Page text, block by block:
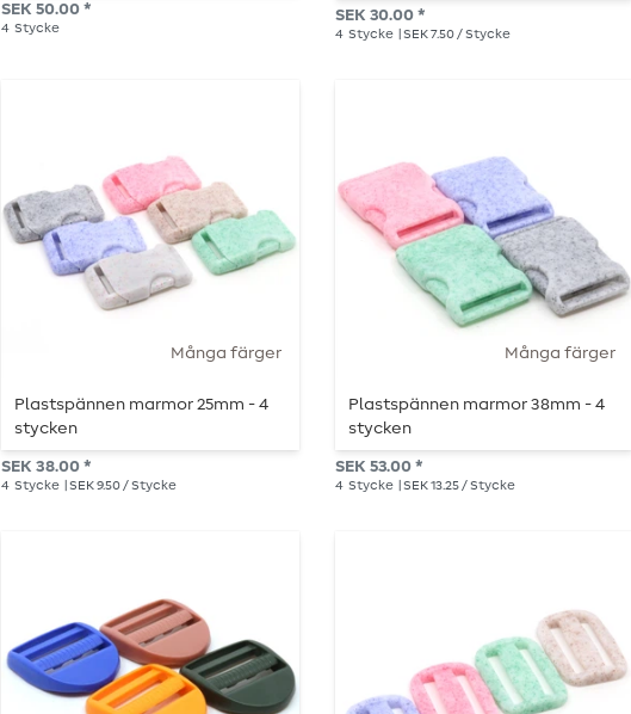
SEK 50.00 *
4 Stycke
SEK 30.00 *
4 Stycke | SEK 7.50 / Stycke
Många färger
Plastspännen marmor 25mm - 4
stycken
SEK 38.00 *
4 Stycke | SEK 9.50 / Stycke
Många färger
Plastspännen marmor 38mm - 4
stycken
SEK 53.00 *
4 Stycke | SEK 13.25 / Stycke